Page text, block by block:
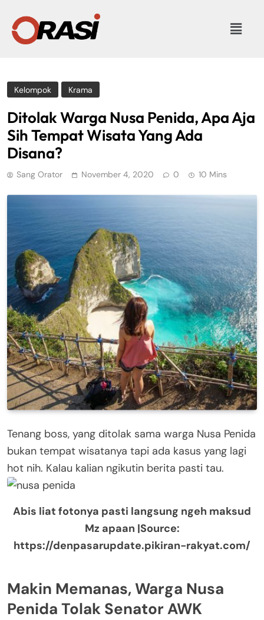
Kelompok Krama
Ditolak Warga Nusa Penida, Apa Aja
Sih Tempat Wisata Yang Ada
Disana?
Sang Orator November 4, 2020 0 10 Mins
Tenang boss, yang ditolak sama warga Nusa Penida
bukan tempat wisatanya tapi ada kasus yang lagi
hot nih. Kalau kalian ngikutin berita pasti tau.
Abis liat fotonya pasti langsung ngeh maksud
Mz apaan |Source:
https://denpasarupdate.pikiran-rakyat.com/
Makin Memanas, Warga Nusa
Penida Tolak Senator AWK